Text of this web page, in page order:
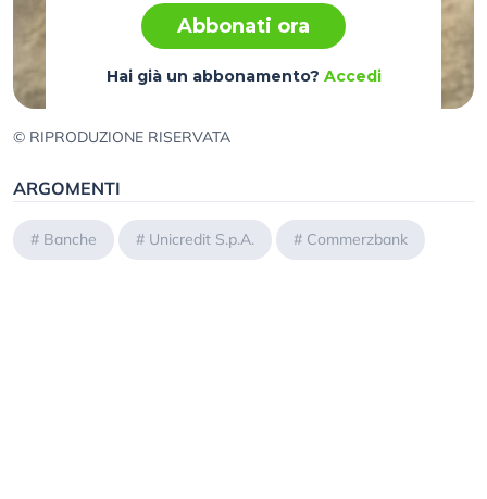
Abbonati ora
Hai già un abbonamento? Accedi
© RIPRODUZIONE RISERVATA
ARGOMENTI
# Banche # Unicredit S.p.A. # Commerzbank